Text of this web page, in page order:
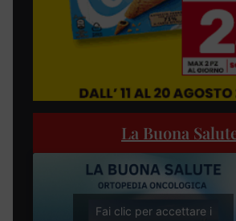
La Buona
Fai clic per accettare i